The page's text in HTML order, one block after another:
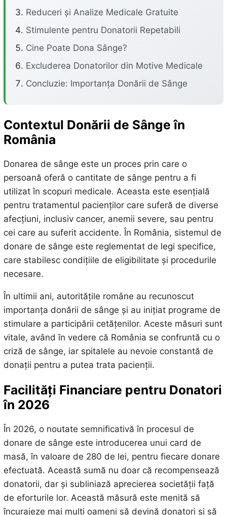
Reduceri și Analize Medicale Gratuite
Stimulente pentru Donatorii Repetabili
Cine Poate Dona Sânge?
Excluderea Donatorilor din Motive Medicale
Concluzie: Importanța Donării de Sânge
Contextul Donării de Sânge în
România
Donarea de sânge este un proces prin care o
persoană oferă o cantitate de sânge pentru a fi
utilizat în scopuri medicale. Aceasta este esențială
pentru tratamentul pacienților care suferă de diverse
afecțiuni, inclusiv cancer, anemii severe, sau pentru
cei care au suferit accidente. În România, sistemul de
donare de sânge este reglementat de legi specifice,
care stabilesc condițiile de eligibilitate și procedurile
necesare.
În ultimii ani, autoritățile române au recunoscut
importanța donării de sânge și au inițiat programe de
stimulare a participării cetățenilor. Aceste măsuri sunt
vitale, având în vedere că România se confruntă cu o
criză de sânge, iar spitalele au nevoie constantă de
donații pentru a putea trata pacienții.
Facilități Financiare pentru Donatori
în 2026
În 2026, o noutate semnificativă în procesul de
donare de sânge este introducerea unui card de
masă, în valoare de 280 de lei, pentru fiecare donare
efectuată. Această sumă nu doar că recompensează
donatorii, dar și subliniază aprecierea societății față
de eforturile lor. Această măsură este menită să
încurajeze mai mulți oameni să devină donatori și să